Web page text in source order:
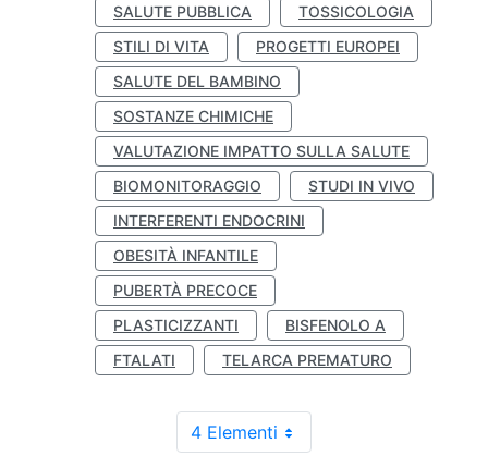
SALUTE PUBBLICA
TOSSICOLOGIA
STILI DI VITA
PROGETTI EUROPEI
SALUTE DEL BAMBINO
SOSTANZE CHIMICHE
VALUTAZIONE IMPATTO SULLA SALUTE
BIOMONITORAGGIO
STUDI IN VIVO
INTERFERENTI ENDOCRINI
OBESITÀ INFANTILE
PUBERTÀ PRECOCE
PLASTICIZZANTI
BISFENOLO A
FTALATI
TELARCA PREMATURO
4 Elementi